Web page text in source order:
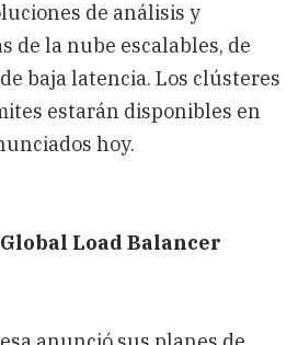
de análisis y
de la nube escalables, de
baja latencia. Los clústeres
estarán disponibles en
hoy.
Load Balancer